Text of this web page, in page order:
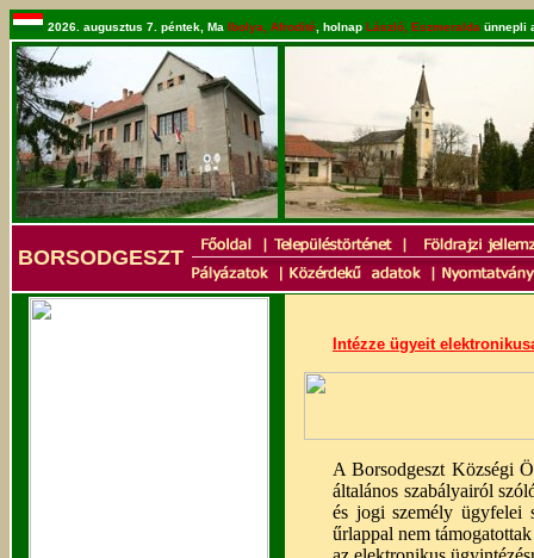
2026. augusztus 7. péntek, Ma Ibolya, Afrodité , holnap László, Eszmeralda ünnepli
BORSODGESZT
Intézze ügyeit
A Borsodgeszt Községi
általános szabályairól
és jogi személy ügyfelei
űrlappal nem